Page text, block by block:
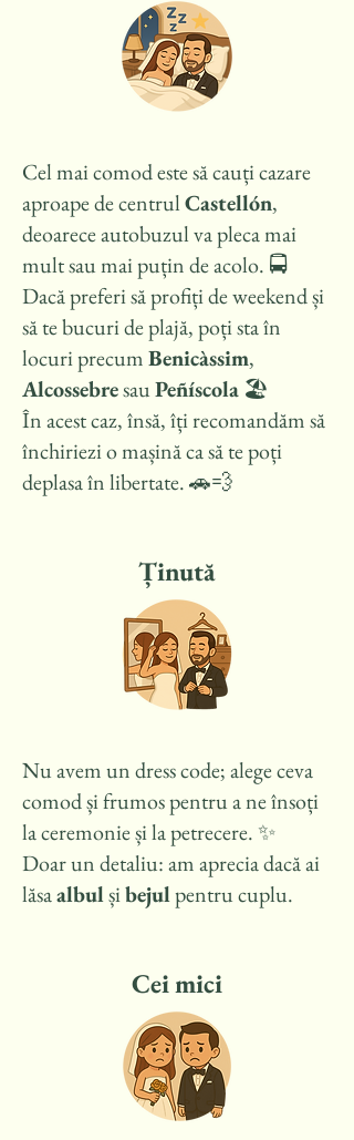
Cel mai comod este să cauți cazare
aproape de centrulCastellón,
deoarece autobuzul va pleca mai
mult sau mai puțin de acolo. 🚍
Dacă preferi să profiți de weekend și
să te bucuri de plajă, poți sta în
locuri precumBenicàssim,
AlcossebresauPeñíscola 🏖️
În acest caz, însă, îți recomandăm să
închiriezi o mașină ca să te poți
deplasa în libertate. 🚗💨
Ținută
Nu avem un dress code; alege ceva
comod și frumos pentru a ne însoți
la ceremonie și la petrecere. ✨
Doar un detaliu: am aprecia dacă ai
lăsaalbulșibejulpentru cuplu.
Cei mici